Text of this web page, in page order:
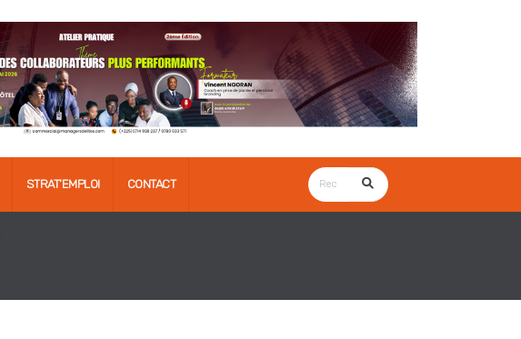
STRAT’EMPLOI CONTACT